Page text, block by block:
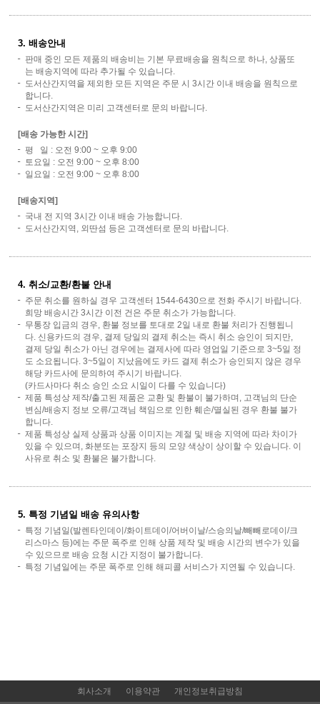
3. 배송안내
판매 중인 모든 제품의 배송비는 기본 무료배송을 원칙으로 하나, 상품또
는 배송지역에 따라 추가될 수 있습니다.
도서산간지역을 제외한 모든 지역은 주문 시 3시간 이내 배송을 원칙으로
합니다.
도서산간지역은 미리 고객센터로 문의 바랍니다.
[배송 가능한 시간]
평 일 : 오전 9:00 ~ 오후 9:00
토요일 : 오전 9:00 ~ 오후 8:00
일요일 : 오전 9:00 ~ 오후 8:00
[배송지역]
국내 전 지역 3시간 이내 배송 가능합니다.
도서산간지역, 외딴섬 등은 고객센터로 문의 바랍니다.
4. 취소/교환/환불 안내
주문 취소를 원하실 경우 고객센터 1544-6430으로 전화 주시기 바랍니다.
희망 배송시간 3시간 이전 건은 주문 취소가 가능합니다.
무통장 입금의 경우, 환불 정보를 토대로 2일 내로 환불 처리가 진행됩니
다. 신용카드의 경우, 결제 당일의 결제 취소는 즉시 취소 승인이 되지만,
결제 당일 취소가 아닌 경우에는 결제사에 따라 영업일 기준으로 3~5일 정
도 소요됩니다. 3~5일이 지났음에도 카드 결제 취소가 승인되지 않은 경우
해당 카드사에 문의하여 주시기 바랍니다.
(카드사마다 취소 승인 소요 시일이 다를 수 있습니다)
제품 특성상 제작/출고된 제품은 교환 및 환불이 불가하며, 고객님의 단순
변심/배송지 정보 오류/고객님 책임으로 인한 훼손/멸실된 경우 환불 불가
합니다.
제품 특성상 실제 상품과 상품 이미지는 계절 및 배송 지역에 따라 차이가
있을 수 있으며, 화분또는 포장지 등의 모양 색상이 상이할 수 있습니다. 이
사유로 취소 및 환불은 불가합니다.
5. 특정 기념일 배송 유의사항
특정 기념일(발렌타인데이/화이트데이/어버이날/스승의날/빼빼로데이/크
리스마스 등)에는 주문 폭주로 인해 상품 제작 및 배송 시간의 변수가 있을
수 있으므로 배송 요청 시간 지정이 불가합니다.
특정 기념일에는 주문 폭주로 인해 해피콜 서비스가 지연될 수 있습니다.
회사소개 이용약관 개인정보취급방침